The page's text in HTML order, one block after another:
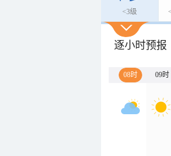
<3级
逐小时预报
08时 09时